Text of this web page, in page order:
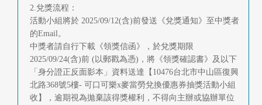
2.兌獎流程：
活動小組將於 2025/09/12(含)前發送《兌獎通知》至中獎者
的Email。
中獎者請自行下載《領獎信函》，於兌獎期限
2025/09/24(含)前 (以郵戳為憑)，將《領獎確認書》及以下
「身分證正反面影本」資料送達【10476台北市中山區復興
北路368號5樓- 可口可樂x麥當勞兌換優惠券抽獎活動小組
收】，逾期視為拋棄該得獎權利，不得向主辦或協辦單位